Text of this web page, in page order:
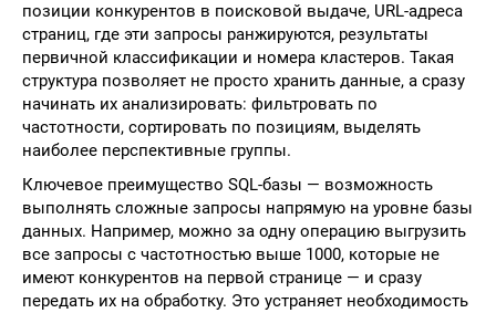
позиции конкурентов в поисковой выдаче, URL-адреса
страниц, где эти запросы ранжируются, результаты
первичной классификации и номера кластеров. Такая
структура позволяет не просто хранить данные, а сразу
начинать их анализировать: фильтровать по
частотности, сортировать по позициям, выделять
наиболее перспективные группы.
Ключевое преимущество SQL-базы — возможность
выполнять сложные запросы напрямую на уровне базы
данных. Например, можно за одну операцию выгрузить
все запросы с частотностью выше 1000, которые не
имеют конкурентов на первой странице — и сразу
передать их на обработку. Это устраняет необходимость